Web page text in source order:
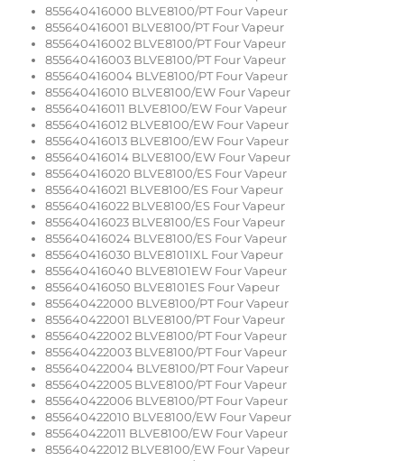
855640416000 BLVE8100/PT Four Vapeur
855640416001 BLVE8100/PT Four Vapeur
855640416002 BLVE8100/PT Four Vapeur
855640416003 BLVE8100/PT Four Vapeur
855640416004 BLVE8100/PT Four Vapeur
855640416010 BLVE8100/EW Four Vapeur
855640416011 BLVE8100/EW Four Vapeur
855640416012 BLVE8100/EW Four Vapeur
855640416013 BLVE8100/EW Four Vapeur
855640416014 BLVE8100/EW Four Vapeur
855640416020 BLVE8100/ES Four Vapeur
855640416021 BLVE8100/ES Four Vapeur
855640416022 BLVE8100/ES Four Vapeur
855640416023 BLVE8100/ES Four Vapeur
855640416024 BLVE8100/ES Four Vapeur
855640416030 BLVE8101IXL Four Vapeur
855640416040 BLVE8101EW Four Vapeur
855640416050 BLVE8101ES Four Vapeur
855640422000 BLVE8100/PT Four Vapeur
855640422001 BLVE8100/PT Four Vapeur
855640422002 BLVE8100/PT Four Vapeur
855640422003 BLVE8100/PT Four Vapeur
855640422004 BLVE8100/PT Four Vapeur
855640422005 BLVE8100/PT Four Vapeur
855640422006 BLVE8100/PT Four Vapeur
855640422010 BLVE8100/EW Four Vapeur
855640422011 BLVE8100/EW Four Vapeur
855640422012 BLVE8100/EW Four Vapeur